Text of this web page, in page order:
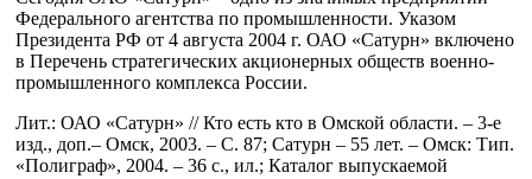
Федерального агентства по промышленности. Указом
Президента РФ от 4 августа 2004 г. ОАО «Сатурн» включено
в Перечень стратегических акционерных обществ военно-
промышленного комплекса России.
Лит.: ОАО «Сатурн» // Кто есть кто в Омской области. – 3-е
изд., доп.– Омск, 2003. – C. 87; Сатурн – 55 лет. – Омск: Тип.
«Полиграф», 2004. – 36 с., ил.; Каталог выпускаемой